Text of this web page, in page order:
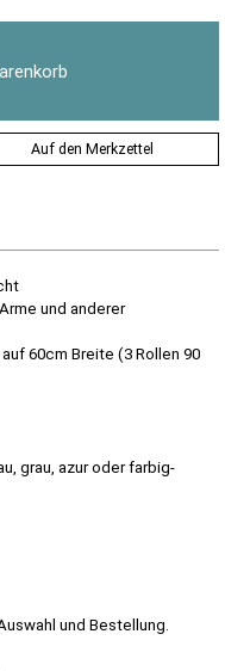
Auf den Merkzettel
und anderer
60cm Breite (3 Rollen 90
grau, azur oder farbig-
und Bestellung.